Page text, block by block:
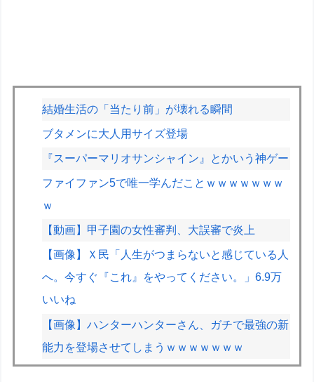
結婚生活の「当たり前」が壊れる瞬間
ブタメンに大人用サイズ登場
『スーパーマリオサンシャイン』とかいう神ゲー
ファイファン5で唯一学んだことｗｗｗｗｗｗｗ
ｗ
【動画】甲子園の女性審判、大誤審で炎上
【画像】Ｘ民「人生がつまらないと感じている人
へ。今すぐ『これ』をやってください。」6.9万
いいね
【画像】ハンターハンターさん、ガチで最強の新
能力を登場させてしまうｗｗｗｗｗｗｗ